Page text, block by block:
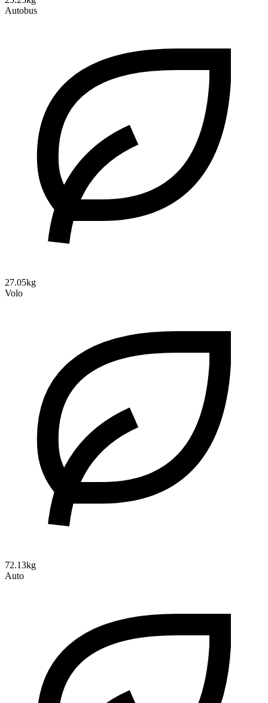
Autobus
27.05kg
Volo
72.13kg
Auto